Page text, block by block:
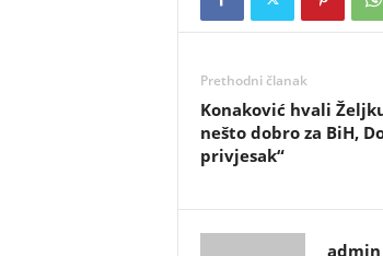
Prethodni članak
Konaković hvali
nešto dobro za BiH,
privjesak“
admin